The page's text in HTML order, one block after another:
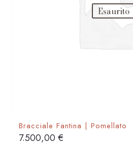
Esaurito
Bracciale Fantina | Pomellato
7.500,00€